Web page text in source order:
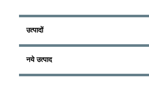
उत्पादों
नये उत्पाद